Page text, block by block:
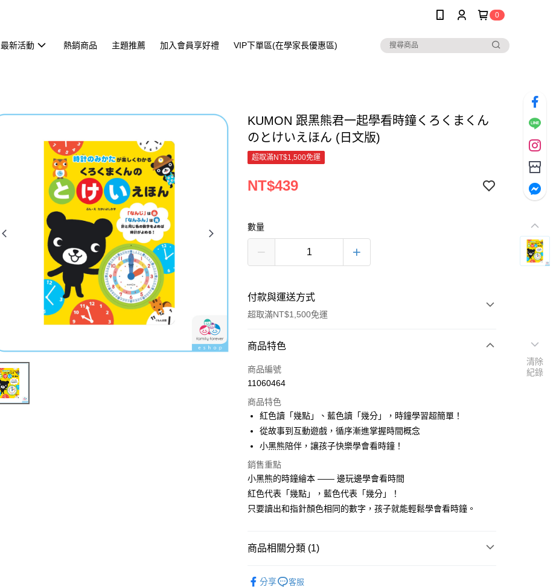
0
最新活動 熱銷商品 主題推薦 加入會員享好禮 VIP下單區(在學家長優惠區)
KUMON 跟黑熊君一起學看時鐘くろくまくん
のとけいえほん (日文版)
超取滿NT$1,500免運
NT$439
數量
付款與運送方式
超取滿NT$1,500免運
付款方式
信用卡一次付款
LINE Pay
街口支付
ATM付款
7-11取貨付款
商品特色
商品編號
11060464
商品特色
紅色讀「幾點」、藍色讀「幾分」，時鐘學習超簡單！
從故事到互動遊戲，循序漸進掌握時間概念
小黑熊陪伴，讓孩子快樂學會看時鐘！
銷售重點
小黑熊的時鐘繪本 —— 邊玩邊學會看時間
紅色代表「幾點」，藍色代表「幾分」！
只要讀出和指針顏色相同的數字，孩子就能輕鬆學會看時鐘。
商品相關分類 (1)
分享
客服
清除
紀錄